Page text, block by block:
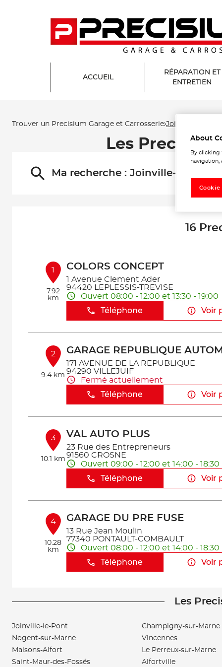
ACCUEIL
RÉPARATION ET
ENTRETIEN
Trouver un Precisium Garage et Carrosserie Joinville-le-Pont
Les
Ma recherche : Joinville-le-Pont
16
1
7.92
km
COLORS CONCEPT
1 Avenue Clement Ader
94420 LEPLESSIS-TREVISE
Ouvert 08:00 - 12:00 et 13:30 - 19:00
Téléphone
Voir
2
9.4 km
GARAGE REPUBLIQUE
171 AVENUE DE LA REPUBLIQUE
94290 VILLEJUIF
Fermé actuellement
Téléphone
Voir
3
10.1 km
VAL AUTO PLUS
23 Rue des Entrepreneurs
91560 CROSNE
Ouvert 09:00 - 12:00 et 14:00 - 18:30
Téléphone
Voir
4
10.28
km
GARAGE DU PRE FUSE
13 Rue Jean Moulin
77340 PONTAULT-COMBAULT
Ouvert 08:00 - 12:00 et 14:00 - 18:30
Téléphone
Voir
11.28
km
GB AUTO
92340 BOURG-LA-REINE
Téléphone
Les
Joinville-le-Pont
Nogent-sur-Marne
Maisons-Alfort
Saint-Maur-des-Fossés
Champigny-sur-Marne
Vincennes
Le Perreux-sur-Marne
Alfortville
About
By clicking
navigation,